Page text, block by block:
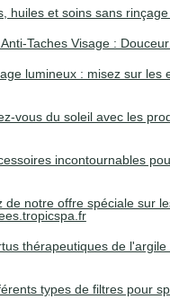
huiles et soins sans
Taches Visage :
lumineux : misez sur les
vous du soleil avec les
incontournables
de notre offre spéciale sur
thérapeutiques de
types de filtres pour